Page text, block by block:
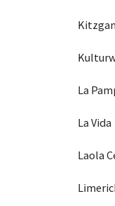
La
La Vida
Laola